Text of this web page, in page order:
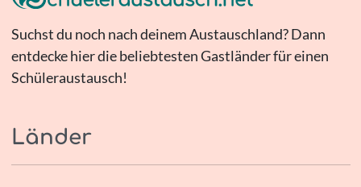
Suchst du noch nach deinem Austauschland? Dann
entdecke hier die beliebtesten Gastländer für einen
Schüleraustausch!
Länder